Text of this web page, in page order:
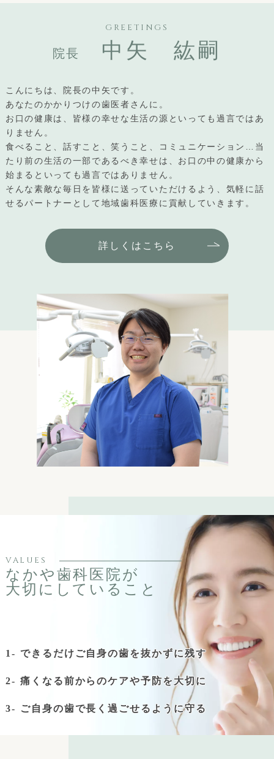
GREETINGS
院長 中矢 紘嗣
こんにちは、院長の中矢です。
あなたのかかりつけの歯医者さんに。
お口の健康は、皆様の幸せな生活の源といっても過言ではあ
りません。
食べること、話すこと、笑うこと、コミュニケーション…当
たり前の生活の一部であるべき幸せは、お口の中の健康から
始まるといっても過言ではありません。
そんな素敵な毎日を皆様に送っていただけるよう、気軽に話
せるパートナーとして地域歯科医療に貢献していきます。
詳しくはこちら
VALUES
なかや歯科医院が
大切にしていること
できるだけご自身の歯を抜かずに残す
痛くなる前からのケアや予防を大切に
ご自身の歯で長く過ごせるように守る